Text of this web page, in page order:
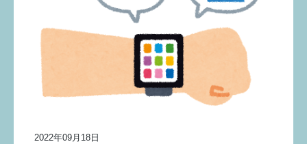
2022年09月18日